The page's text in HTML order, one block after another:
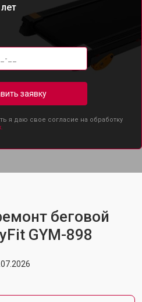
заявку
я даю свое согласие на обработку
беговой
GYM-898